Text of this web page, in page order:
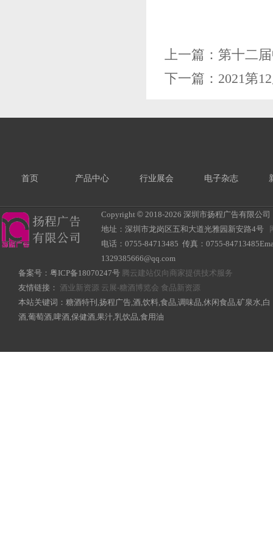
上一篇： 第十二
下一篇： 2021第
首页 产品中心 行业展会 电子杂志
Copyright © 2018-2026 深圳市扬程广告有限公
地址：深圳市龙岗区五和大道光雅园新安路4号
电话：0755-84713485 传真：0755-
1329385666@qq.com
备案号： 粤ICP备18070247号 腾云建站仅向商家提供技术服务
友情链接： 酒业新资源 云展-糖酒博览会 食品新资源
本站关键词：糖酒特刊,扬程广告,酒,饮料,食品,调味品,休闲食品,矿泉水,白
酒,葡萄酒,啤酒,保健酒,果汁,乳饮品,食用油